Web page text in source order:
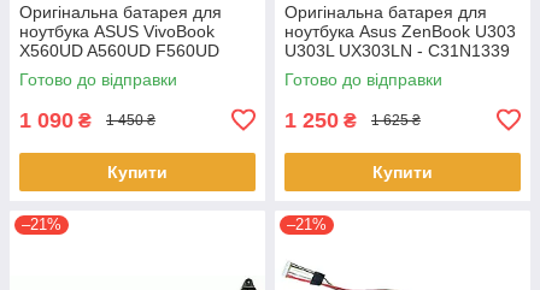
Оригінальна батарея для
ноутбука ASUS VivoBook
X560UD A560UD F560UD
K560UD R562UD - A31N1730
Готово до відправки
1 090 ₴ 1 450 ₴
Купити
Оригінальна батарея для
ноутбука Asus ZenBook U303
U303L UX303LN - C31N1339
(+11.31 V 50Wh) АКБ
Готово до відправки
1 250 ₴ 1 625 ₴
Купити
–21% –21%